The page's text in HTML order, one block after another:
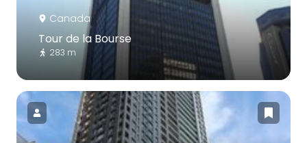
Canada
Tour de la Bourse
283 m